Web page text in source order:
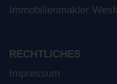
Immobilienmakler
RECHTLICHES
Impressum